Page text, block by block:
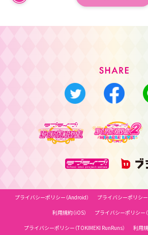
プライバシーポリシー（Android） プライバシーポリシー
利用規約（iOS）
プライバシーポリシー
プライバシーポリシー（TOKIMEKI RunRuns）
利用